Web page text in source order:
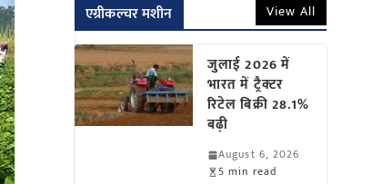
एग्रीकल्चर मशीन View All
जुलाई 2026 में
भारत में ट्रैक्टर
रिटेल बिक्री 28.1%
बढ़ी
August 6, 2026
5 min read